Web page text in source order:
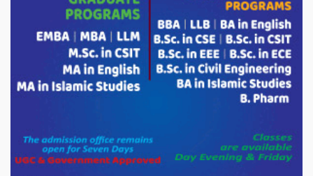
ভারপ্রাপ্ত রাষ্ট্রপতি হাফিজ উদ্দিন আহমদের
সাথে এইচটি বাংলা অনলাইন পোর্টাল ও আইপি
টিভির সম্পাদক মোঃ ইসমাইল হোসেনের
সৌজন্য সাক্ষাৎ।
পাটগ্রামে জুলাই অভ্যুত্থান দিবস উপলক্ষে
পোরশায় গণঅভ্যুত্থান দিবসে শহিদ ও জুলাই